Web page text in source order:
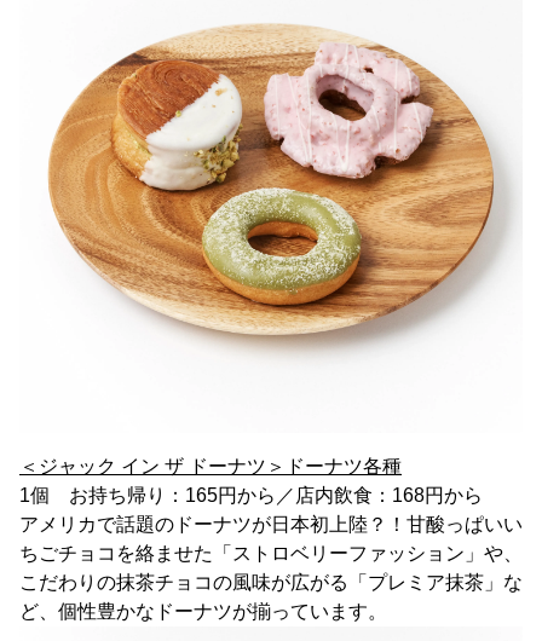
＜ジャック イン ザ ドーナツ＞ドーナツ各種
1個 お持ち帰り：165円から／店内飲食：168円から
アメリカで話題のドーナツが日本初上陸？！甘酸っぱいい
ちごチョコを絡ませた「ストロベリーファッション」や、
こだわりの抹茶チョコの風味が広がる「プレミア抹茶」な
ど、個性豊かなドーナツが揃っています。